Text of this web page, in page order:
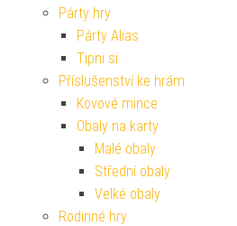
Párty hry
Párty Alias
Tipni si
Příslušenství ke hrám
Kovové mince
Obaly na karty
Malé obaly
Střední obaly
Velké obaly
Rodinné hry